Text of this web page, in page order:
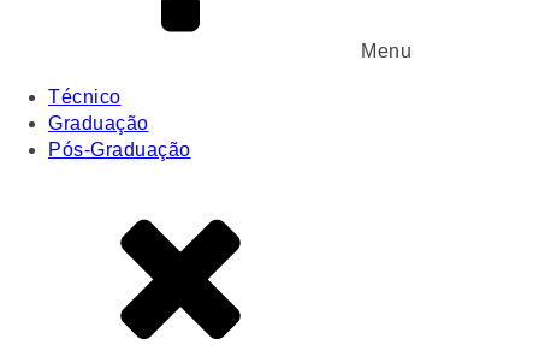
Menu
Técnico
Graduação
Pós-Graduação